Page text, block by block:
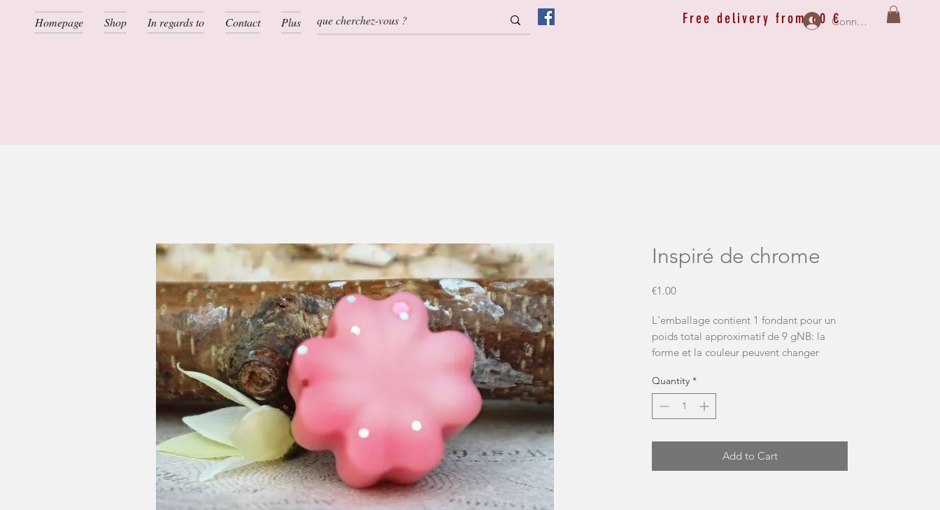
Homepage Shop In regards to Contact Plus Connexion
Free delivery from 60 €
Inspiré de chrome
€1.00Price
L'emballage contient 1 fondant pour un
poids total approximatif de 9 gNB: la
forme et la couleur peuvent changer
Quantity *
Add to Cart